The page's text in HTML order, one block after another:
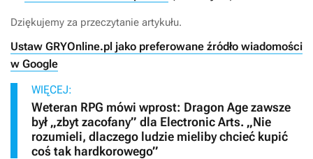
Dziękujemy za przeczytanie artykułu.
Ustaw GRYOnline.pl jako preferowane źródło wiadomości
w Google
WIĘCEJ:
Weteran RPG mówi wprost: Dragon Age zawsze
był „zbyt zacofany” dla Electronic Arts. „Nie
rozumieli, dlaczego ludzie mieliby chcieć kupić
coś tak hardkorowego”